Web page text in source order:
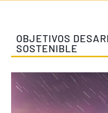
OBJETIVOS
SOSTENIBLE
DESARROLLO